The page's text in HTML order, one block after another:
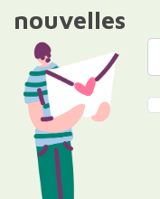
nouvelles